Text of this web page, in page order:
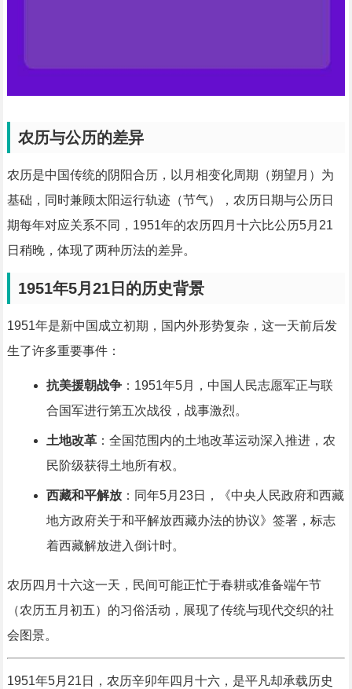
农历与公历的差异
农历是中国传统的阴阳合历，以月相变化周期（朔望月）为
基础，同时兼顾太阳运行轨迹（节气），农历日期与公历日
期每年对应关系不同，1951年的农历四月十六比公历5月21
日稍晚，体现了两种历法的差异。
1951年5月21日的历史背景
1951年是新中国成立初期，国内外形势复杂，这一天前后发
生了许多重要事件：
抗美援朝战争：1951年5月，中国人民志愿军正与联
合国军进行第五次战役，战事激烈。
土地改革：全国范围内的土地改革运动深入推进，农
民阶级获得土地所有权。
西藏和平解放：同年5月23日，《中央人民政府和西藏
地方政府关于和平解放西藏办法的协议》签署，标志
着西藏解放进入倒计时。
农历四月十六这一天，民间可能正忙于春耕或准备端午节
（农历五月初五）的习俗活动，展现了传统与现代交织的社
会图景。
1951年5月21日，农历辛卯年四月十六，是平凡却承载历史